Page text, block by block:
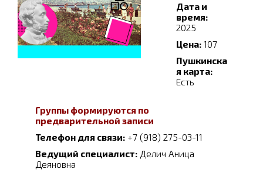
Дата и
время:
2025
Цена: 107
Пушкинска
я карта:
Есть
Группы формируются по
предварительной записи
Телефон для связи: +7 (918) 275-03-11
Ведущий специалист: Делич Аница
Деяновна